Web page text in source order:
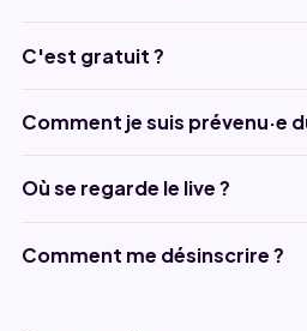
C'est gratuit ?
Comment je suis prévenu·e
Où se regarde le live ?
Comment me désinscrire ?